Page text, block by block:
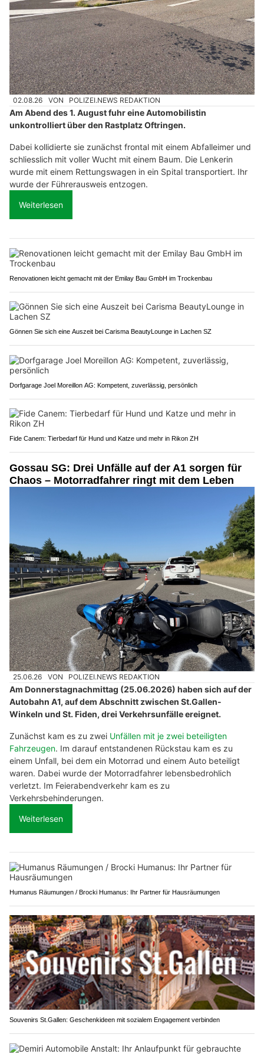
02.08.26 VON POLIZEI.NEWS REDAKTION
Am Abend des 1. August fuhr eine Automobilistin
unkontrolliert über den Rastplatz Oftringen.
Dabei kollidierte sie zunächst frontal mit einem Abfalleimer und
schliesslich mit voller Wucht mit einem Baum. Die Lenkerin
wurde mit einem Rettungswagen in ein Spital transportiert. Ihr
wurde der Führerausweis entzogen.
Weiterlesen
Renovationen leicht gemacht mit der Emilay Bau GmbH im Trockenbau
Gönnen Sie sich eine Auszeit bei Carisma BeautyLounge in Lachen SZ
Dorfgarage Joel Moreillon AG: Kompetent, zuverlässig, persönlich
Fide Canem: Tierbedarf für Hund und Katze und mehr in Rikon ZH
Gossau SG: Drei Unfälle auf der A1 sorgen für
Chaos – Motorradfahrer ringt mit dem Leben
25.06.26 VON POLIZEI.NEWS REDAKTION
Am Donnerstagnachmittag (25.06.2026) haben sich auf der
Autobahn A1, auf dem Abschnitt zwischen St.Gallen-
Winkeln und St. Fiden, drei Verkehrsunfälle ereignet.
Zunächst kam es zu zwei Unfällen mit je zwei beteiligten
Fahrzeugen. Im darauf entstandenen Rückstau kam es zu
einem Unfall, bei dem ein Motorrad und einem Auto beteiligt
waren. Dabei wurde der Motorradfahrer lebensbedrohlich
verletzt. Im Feierabendverkehr kam es zu
Verkehrsbehinderungen.
Weiterlesen
Humanus Räumungen / Brocki Humanus: Ihr Partner für Hausräumungen
Souvenirs St.Gallen: Geschenkideen mit sozialem Engagement verbinden